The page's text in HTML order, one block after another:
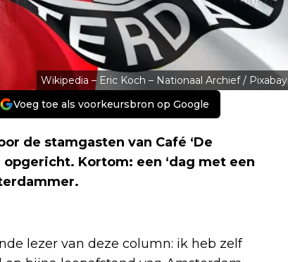
Wikipedia – Eric Koch – Nationaal Archief / Pixabay
Voeg toe als voorkeursbron op Google
de stamgasten van Café ‘De
Kortom: een ‘dag met een
lezer van deze column: ik heb zelf